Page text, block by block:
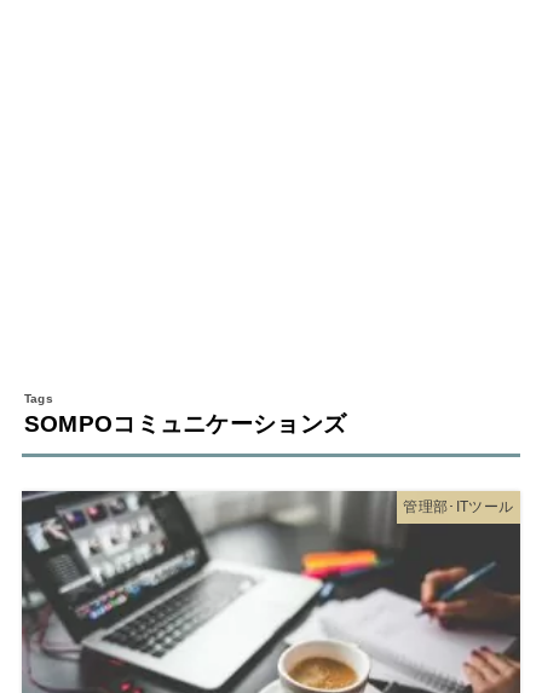
SOMPOコミュニケーションズ
管理部･ITツール